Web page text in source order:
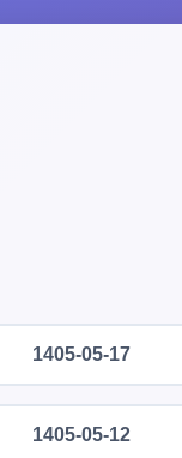
1405-05-17
1405-05-12